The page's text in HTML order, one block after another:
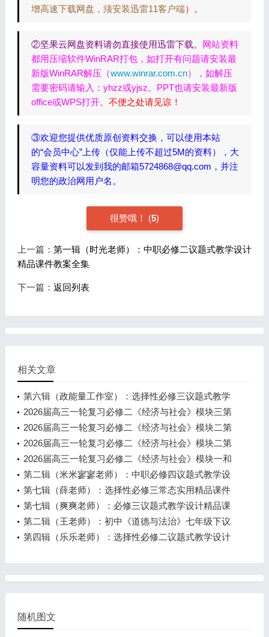
增高速下载网盘，须安装迅雷11客户端）。
②坚果云网盘资料请勿直接使用迅雷下载。 网站资料
都用压缩软件WinRAR打包，如打开有问题请安装最
新版WinRAR解压（www.winrar.com.cn），如解压
需要密码请输入：yhzz或yjsz。PPT也请安装最新版
office或WPS打开。 不便之处请见谅！
③欢迎您提供优质原创资料交换，可以使用本站
的“会员中心”上传（仅能上传不超过5M的资料），大
容量资料可以发到我的邮箱5724868@qq.com，并注
明您的政治网用户名。
很赞哦！ (5)
上一篇： 第一辑（时光老师）：中职必修二议题式教学设计
精品课件教案全集
下一篇： 返回列表
相关文章
第六辑（政能量工作室）：选择性必修三议题式教学
设计精品课件教案全集
2026届高三一轮复习必修二《经济与社会》模块三第
三课课件（共56页）
2026届高三一轮复习必修二《经济与社会》模块二第
四课课件（共77页）
2026届高三一轮复习必修二《经济与社会》模块二第
二课课件（共78页）
2026届高三一轮复习必修二《经济与社会》模块一和
模块二第一课课件（共82页）
第二辑（米米寥寥老师）：中职必修四议题式教学设
计精品课件教案全集
第七辑（薛老师）：选择性必修三常态实用精品课件
全集
第七辑（爽爽老师）：必修三议题式教学设计精品课
件全集
第二辑（王老师）：初中《道德与法治》七年级下议
题式精品课件教案全集
第四辑（乐乐老师）：选择性必修二议题式教学设计
随机图文